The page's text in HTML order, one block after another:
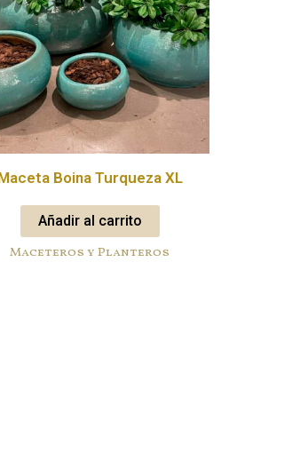
Boina Turqueza XL
Añadir al carrito
Maceteros y Planteros